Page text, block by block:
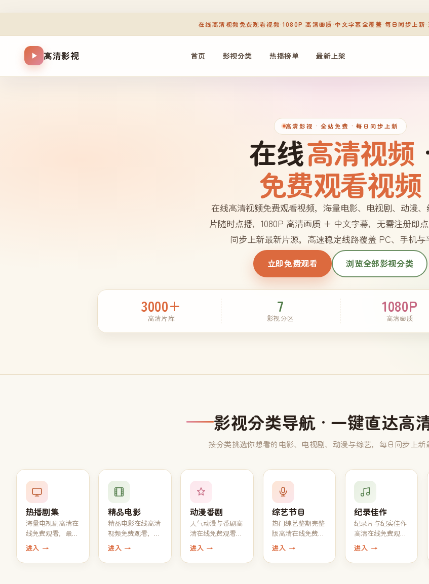
在线高清视频免费观看视频·1080P 高清画质·中文字幕全覆盖·每日同步上新·
高清影视 首页 影视分类 热播榜单 最新上架
高清影视 · 全站免费 · 每日同步上新
在线高清视频
免费观看视频
在线高清视频免费观看视频，海量电影、电视剧、动漫
片随时点播，1080P 高清画质 + 中文字幕，无需注册即
同步上新最新片源，高速稳定线路覆盖 PC、手机与
立即免费观看 浏览全部影视分类
3000+
高清片库
7
影视分区
1080P
高清画质
影视分类导航 · 一键直达高
按分类挑选你想看的电影、电视剧、动漫与综艺，每日同步上新
热播剧集
海量电视剧高清在
线免费观看，最新
热播 1080P 中字完
结全集一键追完
进入 →
精品电影
精品电影在线高清
视频免费观看，
1080P 高清画质 +
中文字幕一键播放
进入 →
动漫番剧
人气动漫与番剧高
清在线免费观看，
每周同步更新最新
一话
进入 →
综艺节目
热门综艺整期完整
版高清在线免费观
看，1080P 真人秀
脱口秀全收录
进入 →
纪录佳作
纪录片与纪实佳作
高清在线免费观
看，自然 · 人文 ·
工艺一应俱全
进入 →